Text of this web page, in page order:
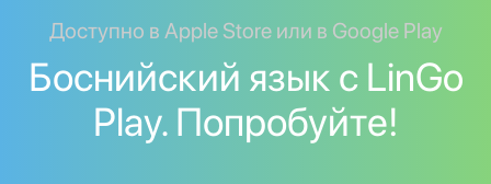
Доступно в Apple Store или в Google Play
Боснийский язык с LinGo
Play. Попробуйте!